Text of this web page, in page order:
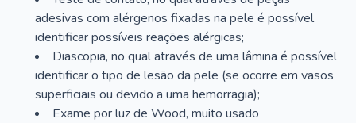
adesivas com alérgenos fixadas na pele é possível
identificar possíveis reações alérgicas;
Diascopia, no qual através de uma lâmina é possível
identificar o tipo de lesão da pele (se ocorre em vasos
superficiais ou devido a uma hemorragia);
Exame por luz de Wood, muito usado